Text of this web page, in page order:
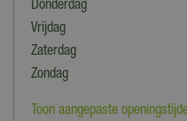
Donderdag
Vrijdag
Zaterdag
Zondag
Toon aangepaste